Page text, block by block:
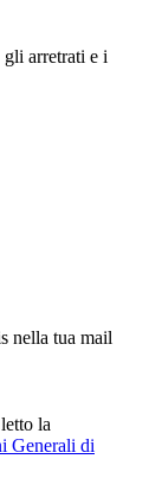
gli arretrati e i
nella tua mail
la
Generali di